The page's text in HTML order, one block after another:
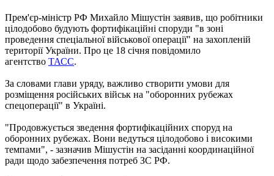
Прем'єр-міністр РФ Михайло Мішустін заявив, що робітники
цілодобово будують фортифікаційні споруди "в зоні
проведення спеціальної військової операції" на захопленій
території України. Про це 18 січня повідомило
агентство ТАСС.
За словами глави уряду, важливо створити умови для
розміщення російських військ на "оборонних рубежах
спецоперації" в Україні.
"Продовжується зведення фортифікаційних споруд на
оборонних рубежах. Вони ведуться цілодобово і високими
темпами", - зазначив Мішустін на засіданні координаційної
ради щодо забезпечення потреб ЗС РФ.